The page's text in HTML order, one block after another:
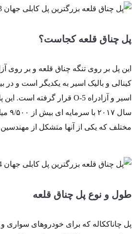
پل چناق قلعه کجاست؟
مختلف که یکی از آنها متشکل از
طول و نوع پل چناق قلعه
پل چاناککاله که برای خودروهای